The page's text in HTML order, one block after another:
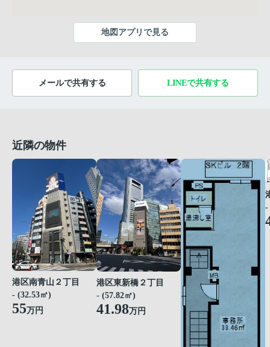
地図アプリで見る
メールで共有する LINEで共有する
近隣の物件
港区南青山２丁目
- (32.53㎡)
55万円
港区東新橋２丁目
- (57.82㎡)
41.98万円
-